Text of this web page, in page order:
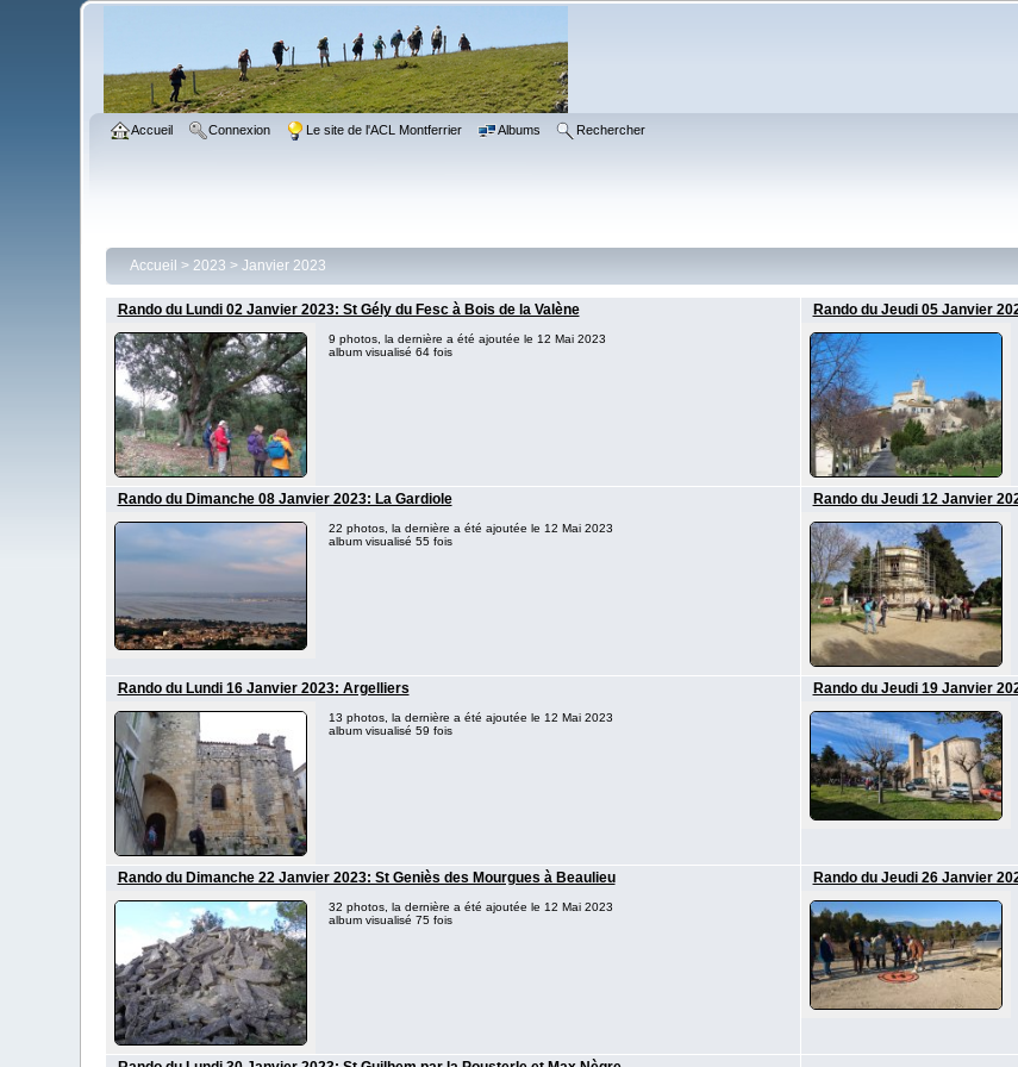
Accueil Connexion Le site de l'ACL Montferrier Albums Rechercher
Accueil > 2023 > Janvier 2023
Rando du Lundi 02 Janvier 2023: St Gély du Fesc à Bois de la Valène
9 photos, la dernière a été ajoutée le 12 Mai 2023
album visualisé 64 fois
Rando du Jeudi 05 Janvier
Rando du Dimanche 08 Janvier 2023: La Gardiole
22 photos, la dernière a été ajoutée le 12 Mai 2023
album visualisé 55 fois
Rando du Jeudi 12 Janvier
Rando du Lundi 16 Janvier 2023: Argelliers
13 photos, la dernière a été ajoutée le 12 Mai 2023
album visualisé 59 fois
Rando du Jeudi 19 Janvier
Rando du Dimanche 22 Janvier 2023: St Geniès des Mourgues à Beaulieu
32 photos, la dernière a été ajoutée le 12 Mai 2023
album visualisé 75 fois
Rando du Jeudi 26 Janvier